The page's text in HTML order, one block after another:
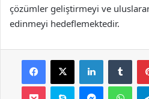
çözümler geliştirmeyi ve
edinmeyi hedeflemektedir.
Facebook
X LinkedIn
Pocket Skype Messenger